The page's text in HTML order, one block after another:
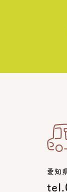
愛知